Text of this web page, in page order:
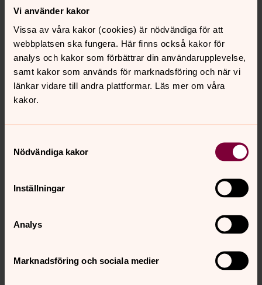
Vi använder kakor
Vissa av våra kakor (cookies) är nödvändiga för att
webbplatsen ska fungera. Här finns också kakor för
analys och kakor som förbättrar din användarupplevelse,
samt kakor som används för marknadsföring och när vi
länkar vidare till andra plattformar. Läs mer om våra
kakor.
Nödvändiga kakor
Inställningar
Analys
Marknadsföring och sociala medier
Minneslund
Vid kanten med utsikt ner mot sjön finns en minneslund.
Där kan man få sin aska strödd, utan att de anhöriga vet
den exakta platsen. Det finns heller ingen egen
minnessten, eller namnskylt.